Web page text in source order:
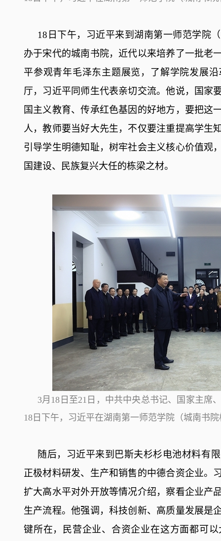
18日下午，习近平来到湖南第一师范学院
办于宋代的城南书院，近代以来培养了一批老
平参观青年毛泽东主题展览，了解学院发展
厅，习近平同师生代表亲切交流。他说，国家
国主义教育、传承红色基因的好地方，要把这
人，教师要当好大先生，不仅要注重提高学生
引导学生明德知耻，树牢社会主义核心价值观
国建设、民族复兴大任的栋梁之材。
3月18日至21日，中共中央总书记、国家主席
18日下午，习近平在湖南第一师范学院（城南书
随后，习近平来到巴斯夫杉杉电池材料有
正极材料研发、生产和销售的中德合资企业。
扩大高水平对外开放等情况介绍，察看企业产
生产流程。他强调，科技创新、高质量发展是
键所在，民营企业、合资企业在这方面都可